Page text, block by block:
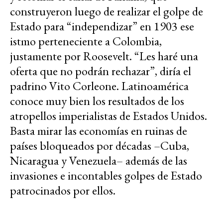
construyeron luego de realizar el golpe de
Estado para “independizar” en 1903 ese
istmo perteneciente a Colombia,
justamente por Roosevelt. “Les haré una
oferta que no podrán rechazar”, diría el
padrino Vito Corleone. Latinoamérica
conoce muy bien los resultados de los
atropellos imperialistas de Estados Unidos.
Basta mirar las economías en ruinas de
países bloqueados por décadas –Cuba,
Nicaragua y Venezuela– además de las
invasiones e incontables golpes de Estado
patrocinados por ellos.